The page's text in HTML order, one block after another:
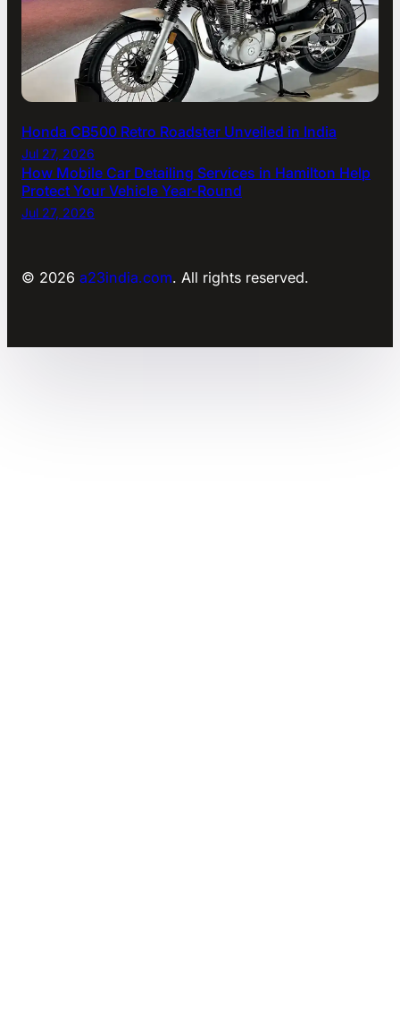
Honda CB500 Retro Roadster Unveiled in India
Jul 27, 2026
How Mobile Car Detailing Services in Hamilton Help
Protect Your Vehicle Year-Round
Jul 27, 2026
© 2026 a23india.com. All rights reserved.